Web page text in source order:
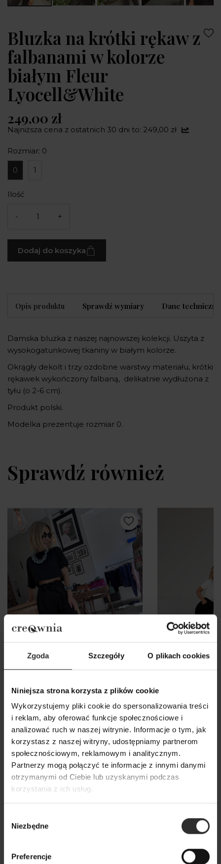
Zgoda Szczegóły O plikach cookies
Niniejsza strona korzysta z plików cookie
Wykorzystujemy pliki cookie do spersonalizowania treści
i reklam, aby oferować funkcje społecznościowe i
analizować ruch w naszej witrynie. Informacje o tym, jak
korzystasz z naszej witryny, udostępniamy partnerom
społecznościowym, reklamowym i analitycznym.
Partnerzy mogą połączyć te informacje z innymi danymi
otrzymanymi od Ciebie lub uzyskanymi podczas
korzystania z ich usług.
zgody
Niezbędne
Preferencje
Bluzka na krótki rękaw z
falbanami w kolorze
białym Fleur
Lyocell&White
249,00 zł
Najniższa cena z ostatnich 30 dni to: 249,00 zł
Rozmiar: 0
0 1
Ilość
- +
Dodaj do koszyka
Opis produktu Sprawdź wymiary Dane techniczne
Damska bluzka z naszej najnowszej kolekcji. Uszyta z
wysokogatunkowej tkaniny w białym kolorze.
Okrągły dekolt i trzy ozdobne warstwy materiału, krótki
rękawek wykończony falbaną, delikatnie wydłużona z
tyłu (o 2-6 cm).
Produkt polski.
Modelka prezentuje rozmiar 0.
Sprawdź również
szerokimi nogawkami w kolorze
czarnym Paris Black&Len
319,00 zł
kieszeniami i
nogawkami
269,00 zł
Popularne produkty
Wybrane dla Ciebie z sercem i charakterem